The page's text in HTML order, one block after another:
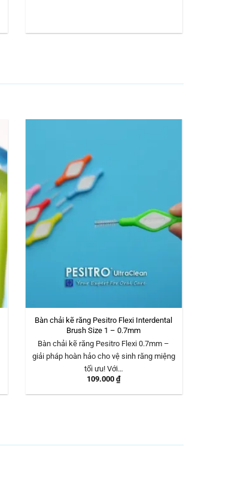
Bàn chải kẽ răng Pesitro Flexi Interdental
Brush Size 1 – 0.7mm
Bàn chải kẽ răng Pesitro Flexi 0.7mm –
giải pháp hoàn hảo cho vệ sinh răng miệng
tối ưu! Với…
109.000 ₫